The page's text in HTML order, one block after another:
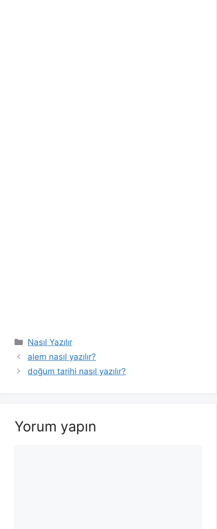
Kategoriler
Nasıl Yazılır
alem nasıl yazılır?
doğum tarihi nasıl yazılır?
Yorum yapın